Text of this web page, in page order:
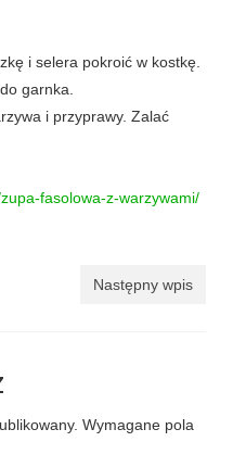
i selera pokroić w kostkę.
garnka.
i przyprawy. Zalać
fasolowa-z-warzywami/
Następny wpis
Wymagane pola